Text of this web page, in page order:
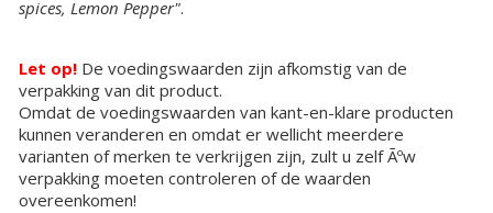
spices, Lemon Pepper".
Let op! De voedingswaarden zijn afkomstig van de
verpakking van dit product.
Omdat de voedingswaarden van kant-en-klare producten
kunnen veranderen en omdat er wellicht meerdere
varianten of merken te verkrijgen zijn, zult u zelf Ãºw
verpakking moeten controleren of de waarden
overeenkomen!